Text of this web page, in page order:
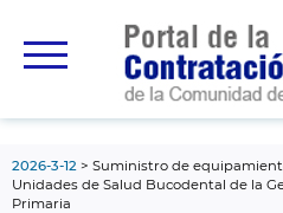
principal
2026-3-12
Suministro de
Unidades de Salud Bucodental de la
Primaria